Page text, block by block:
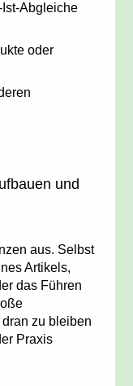
Abgleiche
oder
und
aus. Selbst
Artikels,
das Führen
zu bleiben
Praxis